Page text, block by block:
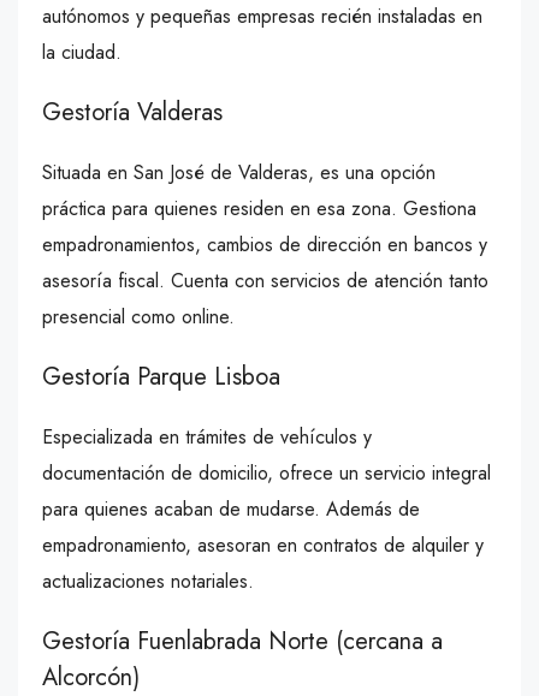
autónomos y pequeñas empresas recién instaladas en
la ciudad.
Gestoría Valderas
Situada en San José de Valderas, es una opción
práctica para quienes residen en esa zona. Gestiona
empadronamientos, cambios de dirección en bancos y
asesoría fiscal. Cuenta con servicios de atención tanto
presencial como online.
Gestoría Parque Lisboa
Especializada en trámites de vehículos y
documentación de domicilio, ofrece un servicio integral
para quienes acaban de mudarse. Además de
empadronamiento, asesoran en contratos de alquiler y
actualizaciones notariales.
Gestoría Fuenlabrada Norte (cercana a
Alcorcón)